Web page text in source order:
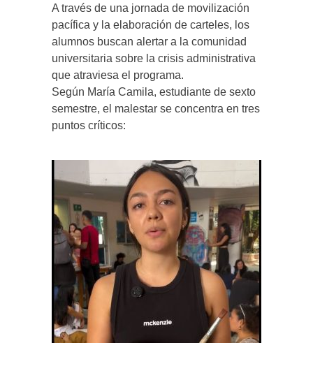
A través de una jornada de movilización
pacífica y la elaboración de carteles, los
alumnos buscan alertar a la comunidad
universitaria sobre la crisis administrativa
que atraviesa el programa.
Según María Camila, estudiante de sexto
semestre, el malestar se concentra en tres
puntos críticos: